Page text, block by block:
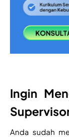
Ingin
Anda sudah